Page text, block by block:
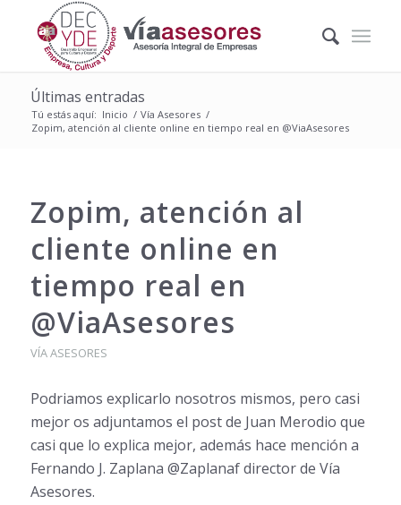
Últimas entradas
Tú estás aquí: Inicio / Vía Asesores /
Zopim, atención al cliente online en tiempo real en @ViaAsesores
Zopim, atención al
cliente online en
tiempo real en
@ViaAsesores
VÍA ASESORES
Podriamos explicarlo nosotros mismos, pero casi
mejor os adjuntamos el post de Juan Merodio que
casi que lo explica mejor, además hace mención a
Fernando J. Zaplana @Zaplanaf director de Vía
Asesores.